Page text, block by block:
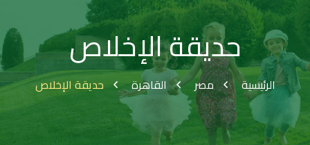
حديقة الإخلاص
الرئيسية مصر القاهرة حديقة الإخلاص